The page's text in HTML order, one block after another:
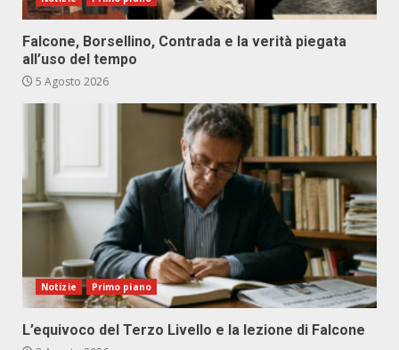
Falcone, Borsellino, Contrada e la verità piegata
all’uso del tempo
5 Agosto 2026
Notizie Primo piano
L’equivoco del Terzo Livello e la lezione di Falcone